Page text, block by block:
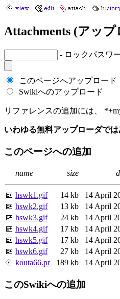
Attachments (アッ
- ロックパスワ
このページへアップロード
Swikiへのアップロード
リファレンスの追加には、
いわゆる無料アップローダで
このページへの追加
name size
hswk1.gif 14 kb
14 April
hswk2.gif
13 kb
14 April
hswk3.gif
24 kb
14 April
hswk4.gif
17 kb
14 April
hswk5.gif
17 kb
14 April
hswk6.gif
27 kb
14 April
kouta66.pr
189 kb 14 April
このSwikiへの追加